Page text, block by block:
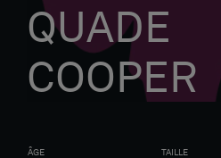
QUADE
COOPER
ÂGE TAILLE